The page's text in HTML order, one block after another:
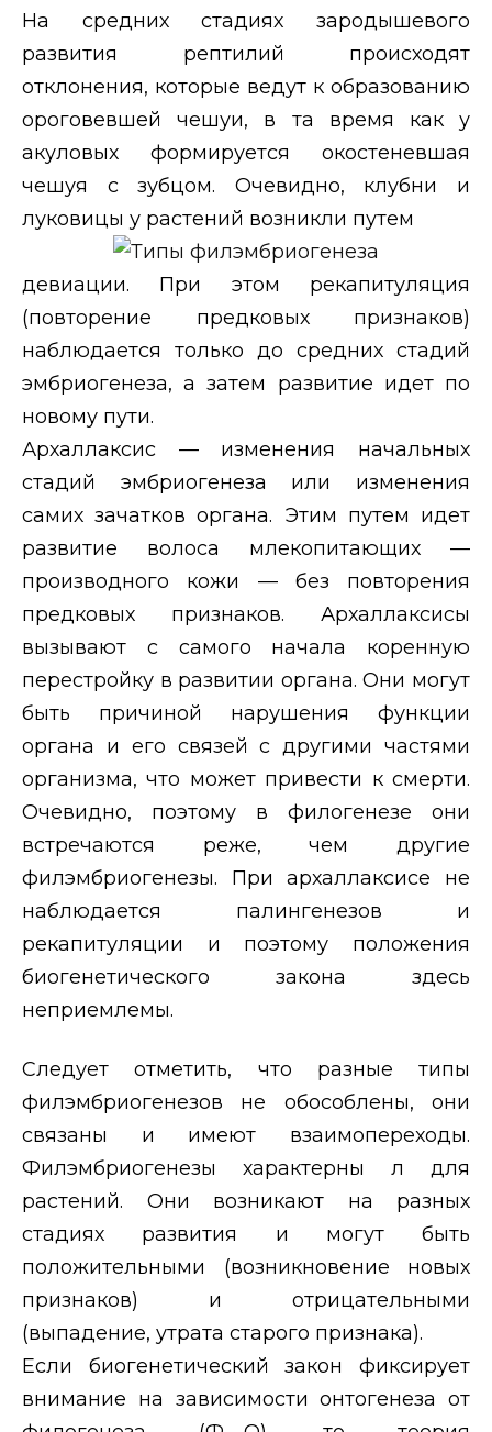
На средних стадиях зародышевого
развития рептилий происходят
отклонения, которые ведут к образованию
ороговевшей чешуи, в та время как у
акуловых формируется окостеневшая
чешуя с зубцом. Очевидно, клубни и
луковицы у растений возникли путем
девиации. При этом рекапитуляция
(повторение предковых признаков)
наблюдается только до средних стадий
эмбриогенеза, а затем развитие идет по
новому пути.
Архаллаксис — изменения начальных
стадий эмбриогенеза или изменения
самих зачатков органа. Этим путем идет
развитие волоса млекопитающих —
производного кожи — без повторения
предковых признаков. Архаллаксисы
вызывают с самого начала коренную
перестройку в развитии органа. Они могут
быть причиной нарушения функции
органа и его связей с другими частями
организма, что может привести к смерти.
Очевидно, поэтому в филогенезе они
встречаются реже, чем другие
филэмбриогенезы. При архаллаксисе не
наблюдается палингенезов и
рекапитуляции и поэтому положения
биогенетического закона здесь
неприемлемы.
Следует отметить, что разные типы
филэмбриогенезов не обособлены, они
связаны и имеют взаимопереходы.
Филэмбриогенезы характерны л для
растений. Они возникают на разных
стадиях развития и могут быть
положительными (возникновение новых
признаков) и отрицательными
(выпадение, утрата старого признака).
Если биогенетический закон фиксирует
внимание на зависимости онтогенеза от